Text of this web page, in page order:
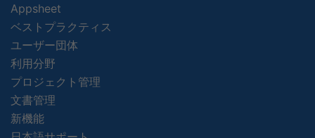
Appsheet
ベストプラクティス
ユーザー団体
利用分野
プロジェクト管理
文書管理
新機能